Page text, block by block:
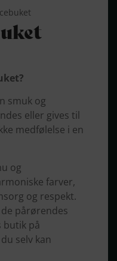
smuk og
eller gives til
medfølelse i en
og
farver,
og respekt.
pårørendes
butik på
selv kan